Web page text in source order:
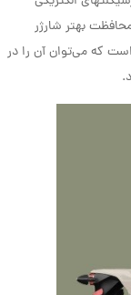
بهتر شارژر
که می‌توان آن را در